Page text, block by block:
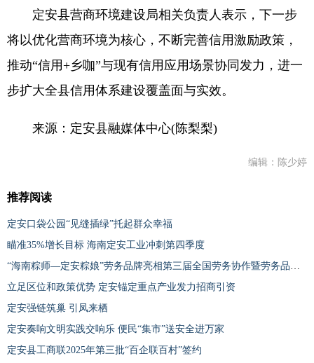
定安县营商环境建设局相关负责人表示，下一步
将以优化营商环境为核心，不断完善信用激励政策，
推动“信用+乡咖”与现有信用应用场景协同发力，进一
步扩大全县信用体系建设覆盖面与实效。
来源：定安县融媒体中心(陈梨梨)
编辑：陈少婷
推荐阅读
定安口袋公园“见缝插绿”托起群众幸福
瞄准35%增长目标 海南定安工业冲刺第四季度
“海南粽师—定安粽娘”劳务品牌亮相第三届全国劳务协作暨劳务品牌发展大会
立足区位和政策优势 定安锚定重点产业发力招商引资
定安强链筑巢 引凤来栖
定安奏响文明实践交响乐 便民“集市”送安全进万家
定安县工商联2025年第三批“百企联百村”签约